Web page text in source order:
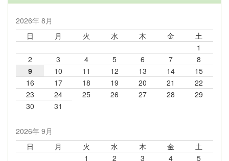
2026年 8月
日
月 火 水 木 金
土
1
2
3 4 5 6 7
8
9
10 11 12 13 14
15
16
17 18 19 20 21
22
23
24 25 26 27 28
29
30
31
2026年 9月
日
月 火 水 木 金
土
1
2 3 4 5